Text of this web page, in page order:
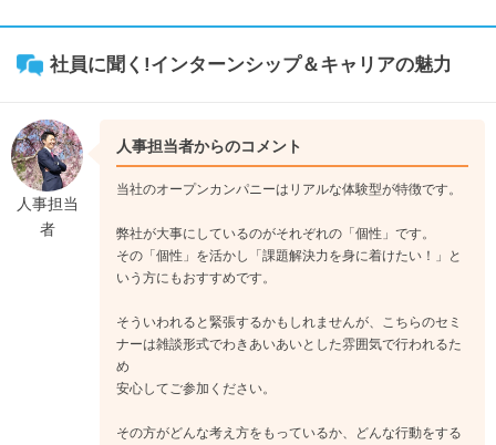
社員に聞く!インターンシップ＆キャリアの魅力
人事担当
者
人事担当者からのコメント
当社のオープンカンパニーはリアルな体験型が特徴です。
弊社が大事にしているのがそれぞれの「個性」です。
その「個性」を活かし「課題解決力を身に着けたい！」と
いう方にもおすすめです。
そういわれると緊張するかもしれませんが、こちらのセミ
ナーは雑談形式でわきあいあいとした雰囲気で行われるた
め
安心してご参加ください。
その方がどんな考え方をもっているか、どんな行動をする